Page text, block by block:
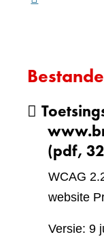
(pdf,
WCAG
website
Versie: 9